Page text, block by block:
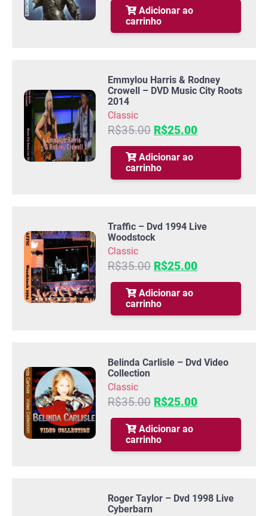
original
era:
R$35.00.R$25.00.
Adicionar ao
carrinho
Emmylou Harris & Rodney
Crowell – DVD Music City Roots
2014
Classic
R$35.00 O
preço
original
era:
R$35.00.
R$25.00O
preço
R$25.00.
Adicionar ao
carrinho
Traffic – Dvd 1994 Live
Woodstock
Classic
R$35.00 O
preço
original
era:
R$35.00.
R$25.00O
preço
R$25.00.
Adicionar ao
carrinho
Belinda Carlisle – Dvd Video
Collection
Classic
R$35.00 O
preço
original
era:
R$35.00.
R$25.00O
preço
R$25.00.
Adicionar ao
carrinho
Roger Taylor – Dvd 1998 Live
Cyberbarn